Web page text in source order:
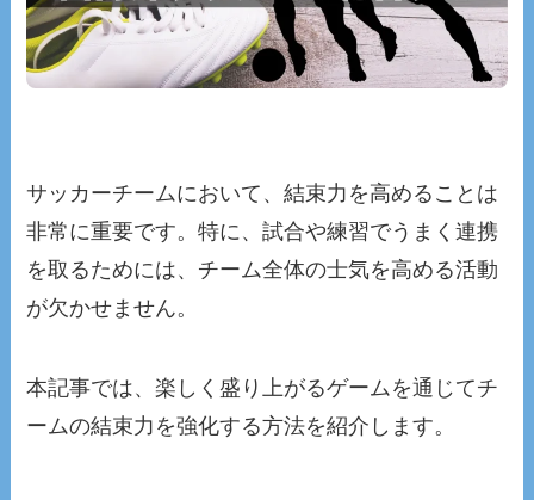
サッカーチームにおいて、結束力を高めることは
非常に重要です。特に、試合や練習でうまく連携
を取るためには、チーム全体の士気を高める活動
が欠かせません。
本記事では、楽しく盛り上がるゲームを通じてチ
ームの結束力を強化する方法を紹介します。